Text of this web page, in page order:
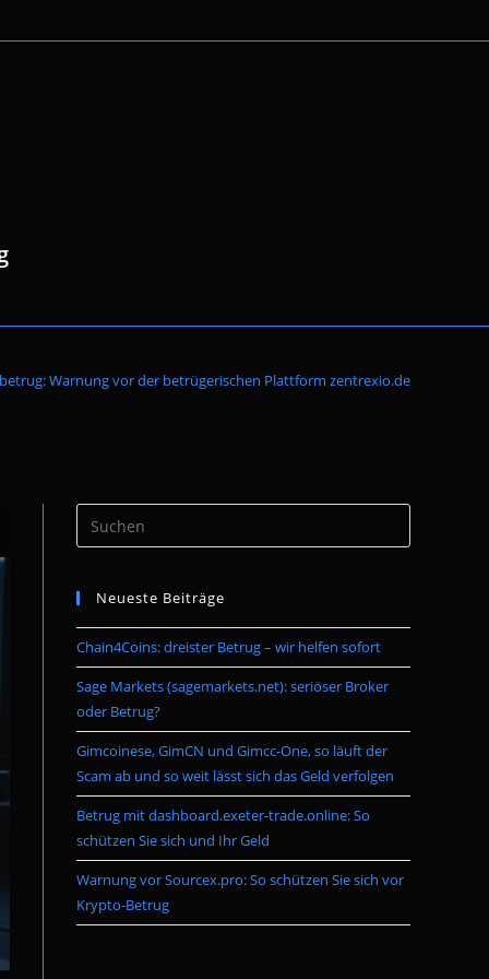
Suche
umschalten
Warnung vor der betrügerischen Plattform zentrexio.de
Escape
the
Neueste Beiträge
Chain4Coins: dreister Betrug – wir helfen sofort
Sage Markets (sagemarkets.net): seriöser Broker
oder Betrug?
Gimcoinese, GimCN und Gimcc-One, so läuft der
Scam ab und so weit lässt sich das Geld verfolgen
Betrug mit dashboard.exeter-trade.online: So
schützen Sie sich und Ihr Geld
Warnung vor Sourcex.pro: So schützen Sie sich vor
Krypto-Betrug